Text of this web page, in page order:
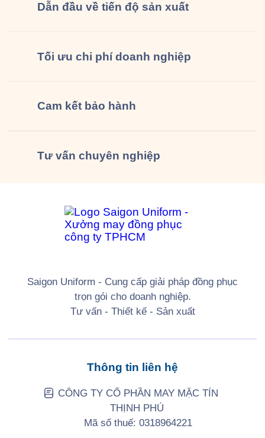
Dẫn đầu về tiến độ sản xuất
Tối ưu chi phí doanh nghiệp
Cam kết bảo hành
Tư vấn chuyên nghiệp
Saigon Uniform - Cung cấp giải pháp đồng phục
trọn gói cho doanh nghiệp.
Tư vấn - Thiết kế - Sản xuất
Thông tin liên hệ
CÔNG TY CỔ PHẦN MAY MẶC TÍN
THỊNH PHÚ
Mã số thuế: 0318964221